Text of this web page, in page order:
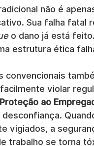
não é
Sua falha fatal
o dano já está
estrutura ética
convencionais
violar
ao
desconfiança.
vigiados, a
trabalho se torna